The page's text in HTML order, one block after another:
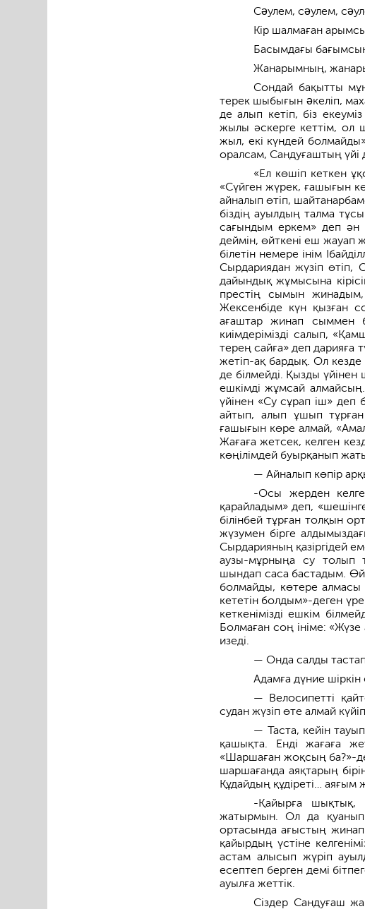
Сəулем, сəулем,
Кір шалмаған
Басымдағы
Жанарымның,
Сондай бақытты
терек шыбығын əкеліп,
де алып кетіп, біз
жылы әскерге кеттім, ол
жыл, екі күндей
оралсам, Сандуғаштың үйі
«Ел көшіп кеткен
«Сүйген жүрек, ғашығын
айналып өтіп,
біздің ауылдың талма
сағындым еркем» деп ән
деймін, өйткені еш жауап
білетін немере інім
Сырдариядан жүзіп
дайындық жұмысына
престің сымын
Жексенбіде күн қызған
ағаштар жинап сыммен
киімдерімізді салып,
терең сайға» деп дарияға
жетіп-ақ бардық. Ол
де білмейді. Қызды
ешкімді жұмсай алмайсың.
үйінен «Су сұрап іш» деп
айтып, алып ұшып тұрған
ғашығын көре алмай,
Жағаға жетсек, келген
көңілімдей буырқанып
— Айналып көпір
-Осы жерден
қарайладым» деп,
білінбей тұрған толқын
жүзумен бірге
Сырдарияның қазіргідей
аузы-мұрныңа су толып
шындап саса бастадым.
болмайды, көтере алмасы
кететін болдым»-деген
кеткенімізді ешкім
Болмаған соң ініме:
изеді.
— Онда салды
Адамға дүние
— Велосипетті
судан жүзіп өте алмай
— Таста, кейін
қашықта. Енді жағаға
«Шаршаған жоқсың ба?»-
шаршағанда аяқтарың
Құдайдың құдіреті… аяғым
-Қайырға
жатырмын. Ол да
ортасында ағыстың
қайырдың үстіне
астам алысып жүріп
есептеп берген демі
ауылға жеттік.
Сіздер Сандуғаш